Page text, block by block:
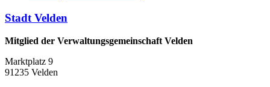
Stadt Velden
Mitglied der Verwaltungsgemeinschaft Velden
Marktplatz 9
91235 Velden